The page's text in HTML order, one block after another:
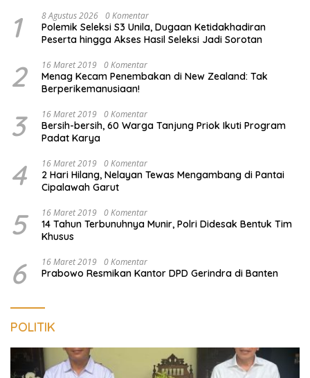
1 8 Agustus 2026 0 Komentar
Polemik Seleksi S3 Unila, Dugaan Ketidakhadiran
Peserta hingga Akses Hasil Seleksi Jadi Sorotan
2 16 Maret 2019 0 Komentar
Menag Kecam Penembakan di New Zealand: Tak
Berperikemanusiaan!
3 16 Maret 2019 0 Komentar
Bersih-bersih, 60 Warga Tanjung Priok Ikuti Program
Padat Karya
4 16 Maret 2019 0 Komentar
2 Hari Hilang, Nelayan Tewas Mengambang di Pantai
Cipalawah Garut
5 16 Maret 2019 0 Komentar
14 Tahun Terbunuhnya Munir, Polri Didesak Bentuk Tim
Khusus
6 16 Maret 2019 0 Komentar
Prabowo Resmikan Kantor DPD Gerindra di Banten
POLITIK